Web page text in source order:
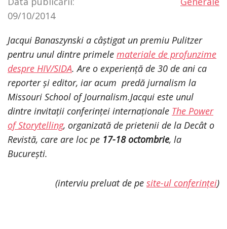
09/10/2014
Jacqui Banaszynski a câștigat un premiu Pulitzer
pentru unul dintre primele materiale de profunzime
despre HIV/SIDA. Are o experiență de 30 de ani ca
reporter și editor, iar acum predă jurnalism la
Missouri School of Journalism.Jacqui este unul
dintre invitații conferinței internaționale The Power
of Storytelling, organizată de prietenii de la Decât o
Revistă, care are loc pe 17-18 octombrie, la
București.
(interviu preluat de pe site-ul conferinței)